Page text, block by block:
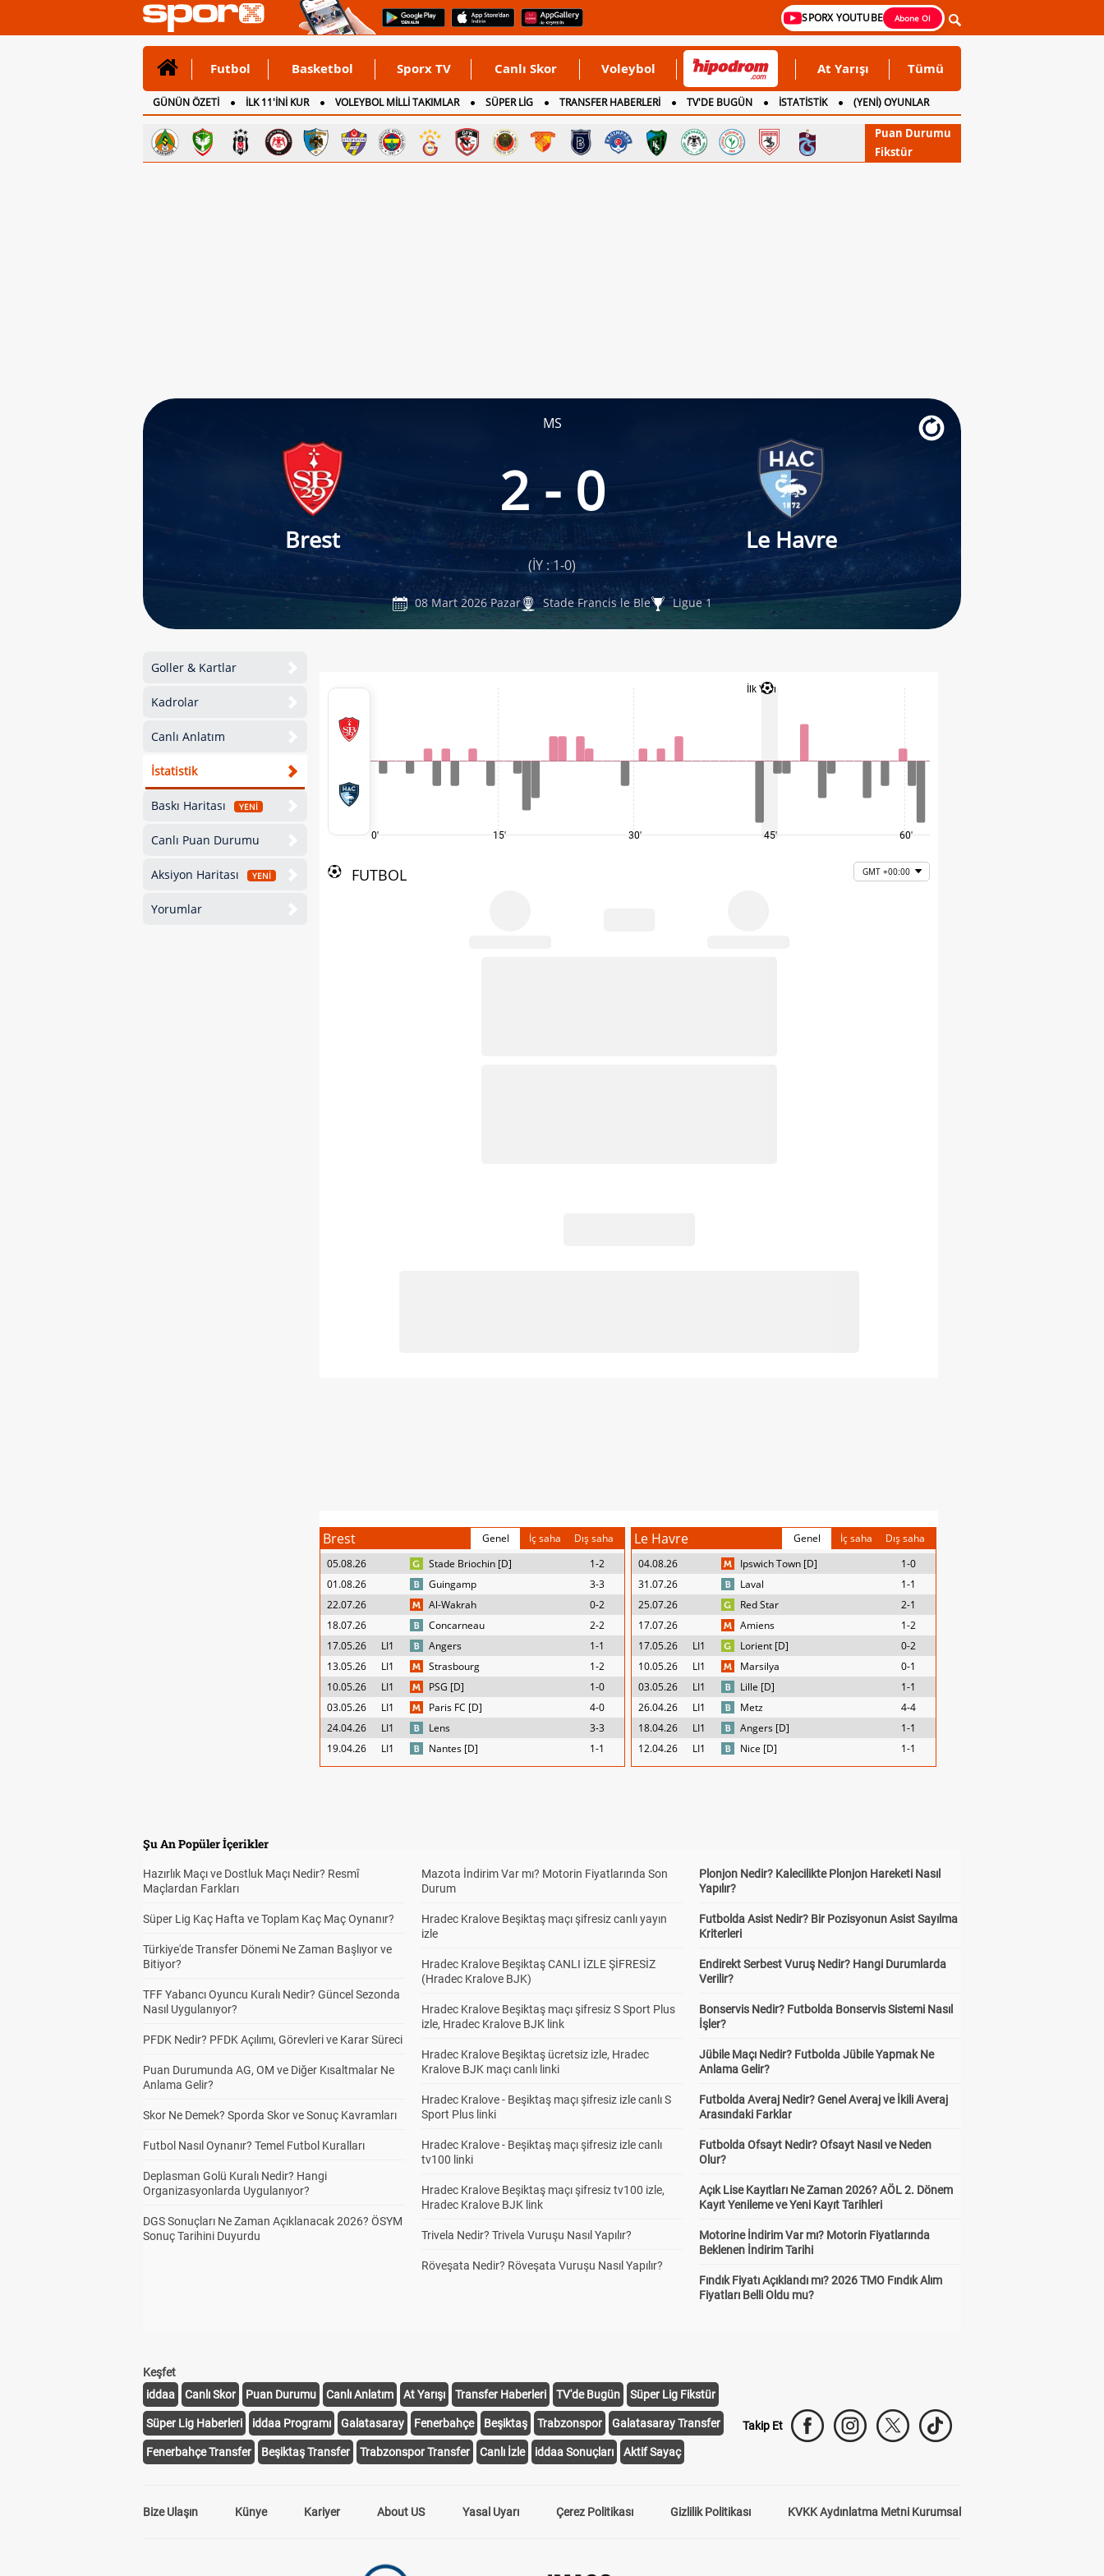
SPORX YOUTUBE Abone Ol
Futbol Basketbol Sporx TV Canlı Skor Voleybol At Yarışı Tümü
GÜNÜN ÖZETİ İLK 11'İNİ KUR VOLEYBOL MİLLİ TAKIMLAR SÜPER LİG TRANSFER HABERLERİ TV'DE BUGÜN İSTATİSTİK
(YENİ) OYUNLAR
CANLI ANLATIM
İNGİLTERE
Puan Durumu
Fikstür
MS
Brest
2 - 0
Le Havre
(İY : 1-0)
08 Mart 2026 Pazar Stade Francis le Ble Ligue 1
Goller & Kartlar
Kadrolar
Canlı Anlatım
İstatistik
Baskı Haritası YENİ
Canlı Puan Durumu
Aksiyon Haritası YENİ
Yorumlar
0' 15' 30'
İlk Yarı
45' 60'
FUTBOL GMT +00:00
Brest Genel İç saha
Dış saha
05.08.26
Stade Briochin [D]
1-2
01.08.26
Guingamp
3-3
22.07.26
Al-Wakrah
0-2
18.07.26
Concarneau
2-2
17.05.26
LI1 Angers
1-1
13.05.26
LI1 Strasbourg
1-2
10.05.26
LI1 PSG [D]
1-0
03.05.26
LI1 Paris FC [D]
4-0
24.04.26
LI1 Lens
3-3
19.04.26
LI1 Nantes [D] 1-1
Le Havre Genel İç saha
Dış saha
04.08.26
Ipswich Town [D]
1-0
31.07.26
Laval
1-1
25.07.26
Red Star
2-1
17.07.26
Amiens
1-2
17.05.26
LI1 Lorient [D]
0-2
10.05.26
LI1 Marsilya
0-1
03.05.26
LI1 Lille [D]
1-1
26.04.26
LI1 Metz
4-4
18.04.26
LI1 Angers [D]
1-1
12.04.26
LI1 Nice [D] 1-1
Şu An Popüler İçerikler
Hazırlık Maçı ve Dostluk Maçı Nedir? Resmî
Maçlardan Farkları
Süper Lig Kaç Hafta ve Toplam Kaç Maç Oynanır?
Türkiye'de Transfer Dönemi Ne Zaman Başlıyor ve
Bitiyor?
TFF Yabancı Oyuncu Kuralı Nedir? Güncel Sezonda
Nasıl Uygulanıyor?
PFDK Nedir? PFDK Açılımı, Görevleri ve Karar Süreci
Puan Durumunda AG, OM ve Diğer Kısaltmalar Ne
Anlama Gelir?
Skor Ne Demek? Sporda Skor ve Sonuç Kavramları
Futbol Nasıl Oynanır? Temel Futbol Kuralları
Deplasman Golü Kuralı Nedir? Hangi
Organizasyonlarda Uygulanıyor?
DGS Sonuçları Ne Zaman Açıklanacak 2026? ÖSYM
Sonuç Tarihini Duyurdu
Mazota İndirim Var mı? Motorin Fiyatlarında Son
Durum
Hradec Kralove Beşiktaş maçı şifresiz canlı yayın
izle
Hradec Kralove Beşiktaş CANLI İZLE ŞİFRESİZ
(Hradec Kralove BJK)
Hradec Kralove Beşiktaş maçı şifresiz S Sport Plus
izle, Hradec Kralove BJK link
Hradec Kralove Beşiktaş ücretsiz izle, Hradec
Kralove BJK maçı canlı linki
Hradec Kralove - Beşiktaş maçı şifresiz izle canlı S
Sport Plus linki
Hradec Kralove - Beşiktaş maçı şifresiz izle canlı
tv100 linki
Hradec Kralove Beşiktaş maçı şifresiz tv100 izle,
Hradec Kralove BJK link
Trivela Nedir? Trivela Vuruşu Nasıl Yapılır?
Röveşata Nedir? Röveşata Vuruşu Nasıl Yapılır?
Plonjon Nedir? Kalecilikte Plonjon Hareketi Nasıl
Yapılır?
Futbolda Asist Nedir? Bir Pozisyonun Asist Sayılma
Kriterleri
Endirekt Serbest Vuruş Nedir? Hangi Durumlarda
Verilir?
Bonservis Nedir? Futbolda Bonservis Sistemi Nasıl
İşler?
Jübile Maçı Nedir? Futbolda Jübile Yapmak Ne
Anlama Gelir?
Futbolda Averaj Nedir? Genel Averaj ve İkili Averaj
Arasındaki Farklar
Futbolda Ofsayt Nedir? Ofsayt Nasıl ve Neden
Olur?
Açık Lise Kayıtları Ne Zaman 2026? AÖL 2. Dönem
Kayıt Yenileme ve Yeni Kayıt Tarihleri
Motorine İndirim Var mı? Motorin Fiyatlarında
Beklenen İndirim Tarihi
Fındık Fiyatı Açıklandı mı? 2026 TMO Fındık Alım
Fiyatları Belli Oldu mu?
Keşfet
iddaa
Canlı Skor Puan Durumu Canlı Anlatım At Yarışı Transfer Haberleri TV'de Bugün Süper Lig Fikstür
Süper Lig Haberleri iddaa Programı Galatasaray Fenerbahçe Beşiktaş Trabzonspor Galatasaray Transfer
Fenerbahçe Transfer Beşiktaş Transfer Trabzonspor Transfer Canlı İzle iddaa Sonuçları Aktif Sayaç
Takip Et
Bize Ulaşın Künye Kariyer About US Yasal Uyarı Çerez Politikası Gizlilik Politikası KVKK Aydınlatma Metni Kurumsal